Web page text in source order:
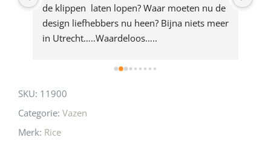
de klippen  laten lopen? Waar moeten nu de
design liefhebbers nu heen? Bijna niets meer
in Utrecht…..Waardeloos…..
SKU: 11900
Categorie: Vazen
Merk: Rice